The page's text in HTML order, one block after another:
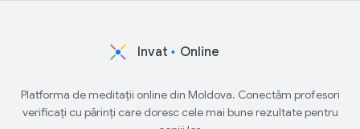
Invat Online
Platforma de meditații online din Moldova. Conectăm profesori
verificați cu părinți care doresc cele mai bune rezultate pentru